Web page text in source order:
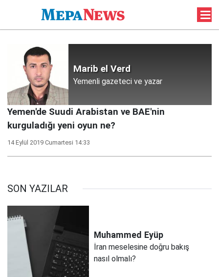
Marib el Verd
Yemenli gazeteci ve yazar
Yemen'de Suudi Arabistan ve BAE'nin
kurguladığı yeni oyun ne?
14 Eylül 2019 Cumartesi 14:33
SON YAZILAR
Muhammed Eyüp
İran meselesine doğru bakış
nasıl olmalı?